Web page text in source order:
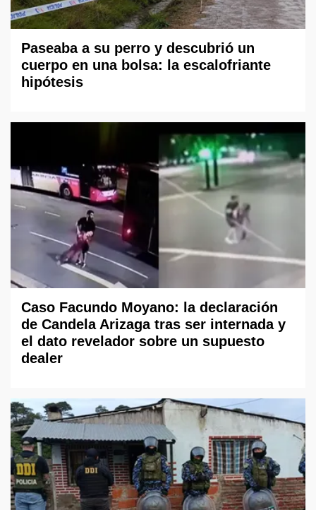
Paseaba a su perro y descubrió un
cuerpo en una bolsa: la escalofriante
hipótesis
Caso Facundo Moyano: la declaración
de Candela Arizaga tras ser internada y
el dato revelador sobre un supuesto
dealer